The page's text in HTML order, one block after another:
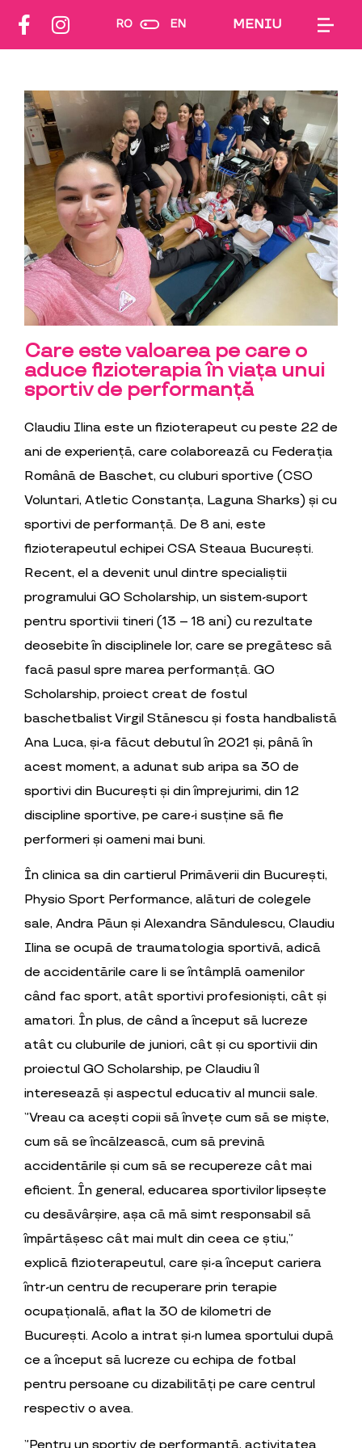
RO EN MENIU
Care este valoarea pe care o
aduce fizioterapia în viața unui
sportiv de performanță
Claudiu Ilina este un fizioterapeut cu peste 22 de
ani de experiență, care colaborează cu Federația
Română de Baschet, cu cluburi sportive (CSO
Voluntari, Atletic Constanța, Laguna Sharks) și cu
sportivi de performanță. De 8 ani, este
fizioterapeutul echipei CSA Steaua București.
Recent, el a devenit unul dintre specialiștii
programului GO Scholarship, un sistem-suport
pentru sportivii tineri (13 – 18 ani) cu rezultate
deosebite în disciplinele lor, care se pregătesc să
facă pasul spre marea performanță. GO
Scholarship, proiect creat de fostul
baschetbalist Virgil Stănescu și fosta handbalistă
Ana Luca, și-a făcut debutul în 2021 și, până în
acest moment, a adunat sub aripa sa 30 de
sportivi din București și din împrejurimi, din 12
discipline sportive, pe care-i susține să fie
performeri și oameni mai buni.
În clinica sa din cartierul Primăverii din București,
Physio Sport Performance, alături de colegele
sale, Andra Păun și Alexandra Săndulescu, Claudiu
Ilina se ocupă de traumatologia sportivă, adică
de accidentările care li se întâmplă oamenilor
când fac sport, atât sportivi profesioniști, cât și
amatori. În plus, de când a început să lucreze
atât cu cluburile de juniori, cât și cu sportivii din
proiectul GO Scholarship, pe Claudiu îl
interesează și aspectul educativ al muncii sale.
”Vreau ca acești copii să învețe cum să se miște,
cum să se încălzească, cum să prevină
accidentările și cum să se recupereze cât mai
eficient. În general, educarea sportivilor lipsește
cu desăvârșire, așa că mă simt responsabil să
împărtășesc cât mai mult din ceea ce știu,”
explică fizioterapeutul, care și-a început cariera
într-un centru de recuperare prin terapie
ocupațională, aflat la 30 de kilometri de
București. Acolo a intrat și-n lumea sportului după
ce a început să lucreze cu echipa de fotbal
pentru persoane cu dizabilități pe care centrul
respectiv o avea.